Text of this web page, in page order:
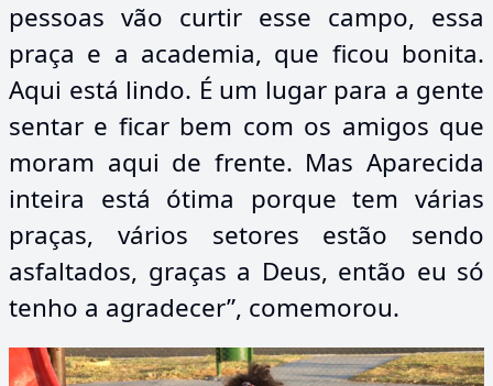
pessoas vão curtir esse campo, essa
praça e a academia, que ficou bonita.
Aqui está lindo. É um lugar para a gente
sentar e ficar bem com os amigos que
moram aqui de frente. Mas Aparecida
inteira está ótima porque tem várias
praças, vários setores estão sendo
asfaltados, graças a Deus, então eu só
tenho a agradecer”, comemorou.